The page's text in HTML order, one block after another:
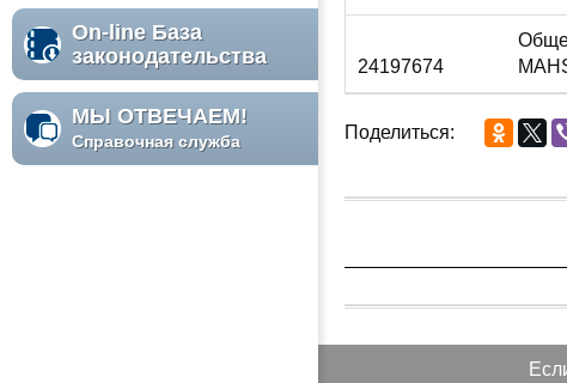
On-line База
законодательства
МЫ ОТВЕЧАЕМ!
Справочная служба
24197674
Поделиться: